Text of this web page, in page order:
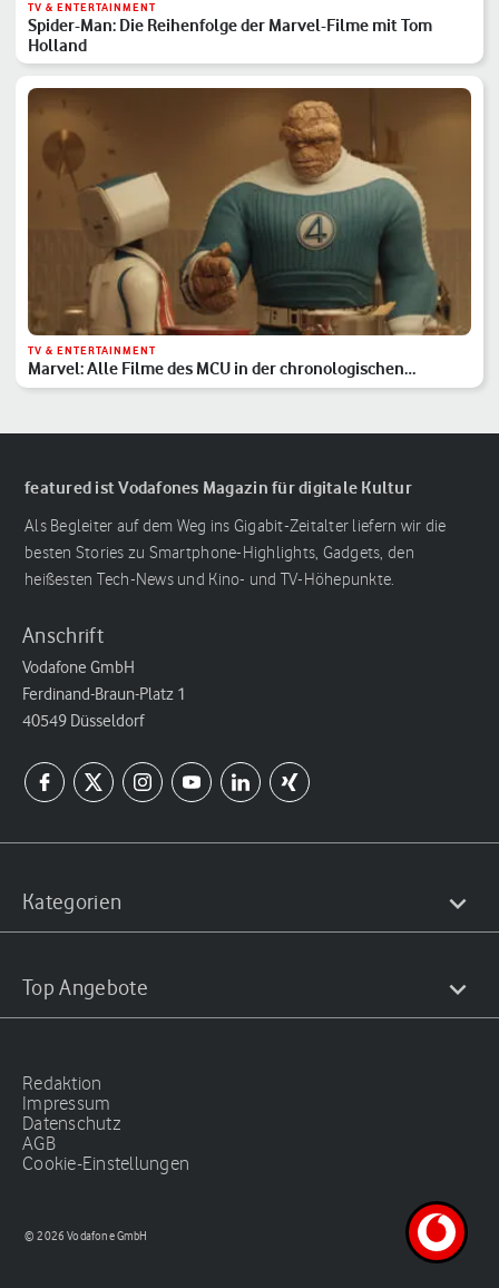
TV & ENTERTAINMENT
Spider-Man: Die Reihenfolge der Marvel-Filme mit Tom
Holland
TV & ENTERTAINMENT
Marvel: Alle Filme des MCU in der chronologischen
Reihenfolge
featured ist Vodafones Magazin für digitale Kultur
Als Begleiter auf dem Weg ins Gigabit-Zeitalter liefern wir die
besten Stories zu Smartphone-Highlights, Gadgets, den
heißesten Tech-News und Kino- und TV-Höhepunkte.
Anschrift
Vodafone GmbH
Ferdinand-Braun-Platz 1
40549 Düsseldorf
Kategorien
Top Angebote
Redaktion
Impressum
Datenschutz
AGB
Cookie-Einstellungen
© 2026 Vodafone GmbH